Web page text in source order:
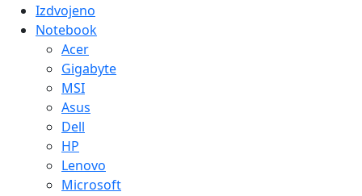
Izdvojeno
Notebook
Acer
Gigabyte
MSI
Asus
Dell
HP
Lenovo
Microsoft